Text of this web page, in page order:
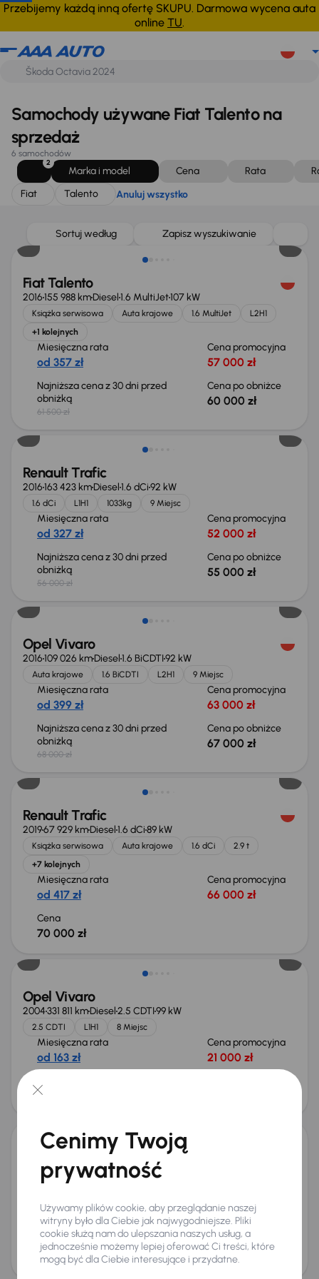
Przebijemy każdą inną ofertę SKUPU. Darmowa wycena auta
online TU.
Fiat Talento Anuluj wszystko
Samochody używane Fiat Talento na
sprzedaż
6 samochodów
2
Marka i model Cena Rata
Fiat
Talento Anuluj wszystko
Sortuj według Zapisz wyszukiwanie
Taniej o 1 500 zł
Fiat Talento
2016155 988 kmDiesel1.6 MultiJet107 kW
Książka serwisowa Auta krajowe 1.6 MultiJet
L2H1
+1 kolejnych
Miesięczna rata
od 357 zł
Cena promocyjna
57 000 zł
Najniższa cena z 30 dni przed
obniżką
61 500 zł
Cena po obniżce
60 000 zł
Taniej o 1 000 zł
Renault Trafic
2016163 423 kmDiesel1.6 dCi92 kW
1.6 dCi L1H1 1033kg 9 Miejsc
Miesięczna rata
od 327 zł
Cena promocyjna
52 000 zł
Najniższa cena z 30 dni przed
obniżką
56 000 zł
Cena po obniżce
55 000 zł
Świeżo skupione
Opel Vivaro
2016109 026 kmDiesel1.6 BiCDTI92 kW
Auta krajowe 1.6 BiCDTI L2H1 9 Miejsc
Miesięczna rata
od 399 zł
Cena promocyjna
63 000 zł
Najniższa cena z 30 dni przed
obniżką
68 000 zł
Cena po obniżce
67 000 zł
Możliwość odliczenia VAT
Renault Trafic
201967 929 kmDiesel1.6 dCi89 kW
Książka serwisowa Auta krajowe 1.6 dCi
2.9 t
+7 kolejnych
Miesięczna rata
od 417 zł
Cena promocyjna
66 000 zł
Cena
70 000 zł
Opel Vivaro
2004331 811 kmDiesel2.5 CDTI99 kW
2.5 CDTI L1H1 8 Miejsc
Miesięczna rata
od 163 zł
Cena promocyjna
21 000 zł
22 000 zł
167 298 kmDiesel 1.6 dCi89 kW
Miesięczna rata
od 298 zł
Cena promocyjna
47 000 zł
Cena
50 000 zł
Cenimy Twoją
prywatność
Używamy plików cookie, aby przeglądanie naszej
witryny było dla Ciebie jak najwygodniejsze. Pliki
cookie służą nam do ulepszania naszych usług, a
jednocześnie możemy lepiej oferować Ci treści, które
mogą być dla Ciebie interesujące i przydatne.